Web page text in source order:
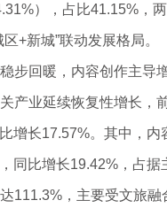
），占比41.15%，
+新城”联动发展格局。
步回暖，内容创作主导
产业延续恢复性增长，
增长17.57%。其中，内
同比增长19.42%，占据
111.3%，主要受文旅融